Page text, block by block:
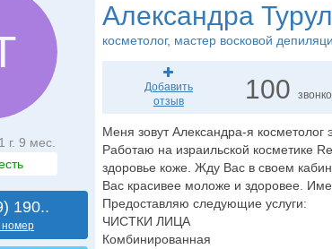
г. 9 мес.
190..
номер
Александра
косметолог, мастер восковой
Добавить
отзыв
100
Меня зовут Александра-я косметолог
Работаю на израильской косметике
здоровье коже. Жду Вас в своем
Вас красивее моложе и здоровее.
Предоставляю следующие услуги:
ЧИСТКИ ЛИЦА
Комбинированная